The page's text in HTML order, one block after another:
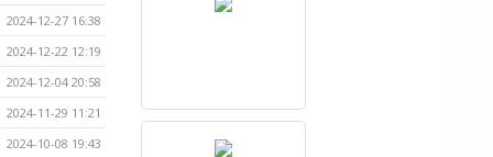
2024-12-27 16:38
2024-12-22 12:19
2024-12-04 20:58
2024-11-29 11:21
2024-10-08 19:43